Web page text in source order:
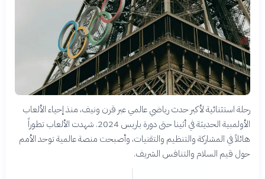
رحلة استثنائية لأكبر حدث رياضي عالمي عبر قرن ونيف، منذ إحياء الألعاب
الأولمبية الحديثة في أثينا حتى دورة باريس 2024. شهدت الألعاب تطوراً
هائلاً في المشاركة والتنظيم والتقنيات، وأصبحت منصة عالمية توحد الأمم
حول قيم السلام والتنافس الشريف.